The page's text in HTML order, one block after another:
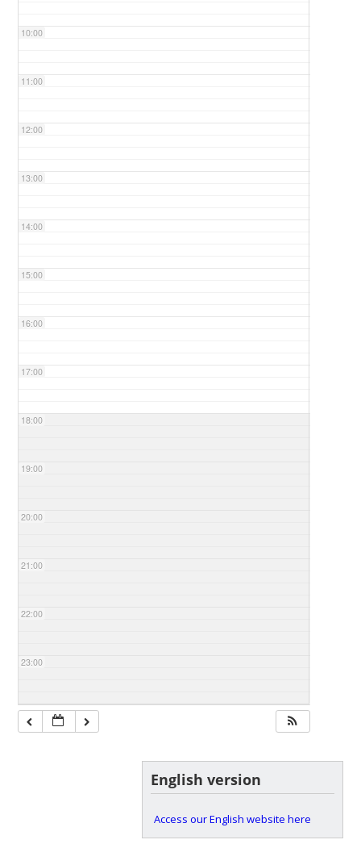
10:00
11:00
12:00
13:00
14:00
15:00
16:00
17:00
18:00
19:00
20:00
21:00
22:00
23:00
English version
Access our English website here